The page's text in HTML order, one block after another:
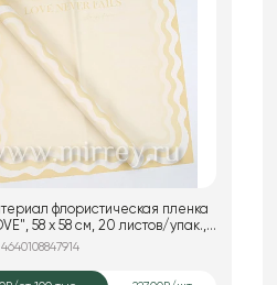
флористическая пленка
58 х 58 см, 20 листов/упак.,